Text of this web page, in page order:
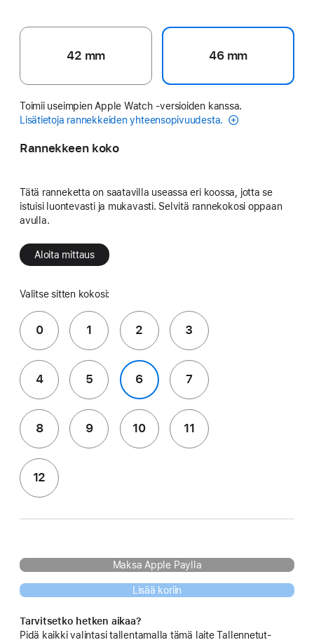
42 mm 46 mm
Toimii useimpien Apple Watch ‑versioiden kanssa.
Lisätietoja rannekkeiden yhteensopivuudesta.
Rannekkeen koko
Tätä ranneketta on saatavilla useassa eri koossa, jotta se
istuisi luontevasti ja mukavasti. Selvitä rannekokosi oppaan
avulla.
Aloita mittaus
Valitse sitten kokosi:
0 1 2 3
4 5 6 7
8 9 10 11
12
Maksa Apple Paylla
Lisää koriin
Tarvitsetko hetken aikaa?
Pidä kaikki valintasi tallentamalla tämä laite Tallennetut-